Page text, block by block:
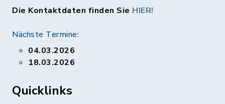
Die Kontaktdaten finden Sie HIER!
Nächste Termine:
04.03.2026
18.03.2026
Quicklinks